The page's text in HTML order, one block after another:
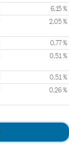
6,15 %
2,05 %
0,77 %
0,51 %
0,51 %
0,26 %